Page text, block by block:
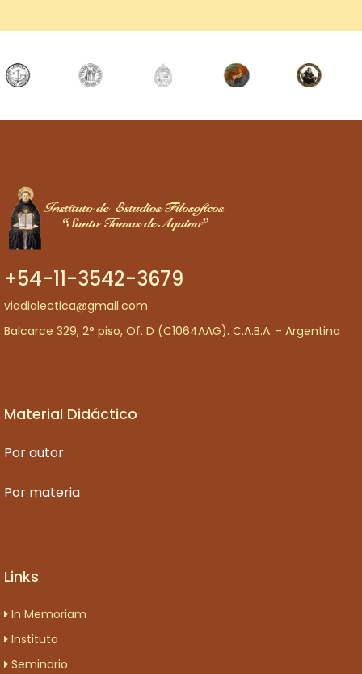
+54-11-3542-3679
viadialectica@gmail.com
Balcarce 329, 2° piso, Of. D (C1064AAG). C.A.B.A. - Argentina
Material Didáctico
Por autor
Por materia
Links
In Memoriam
Instituto
Seminario